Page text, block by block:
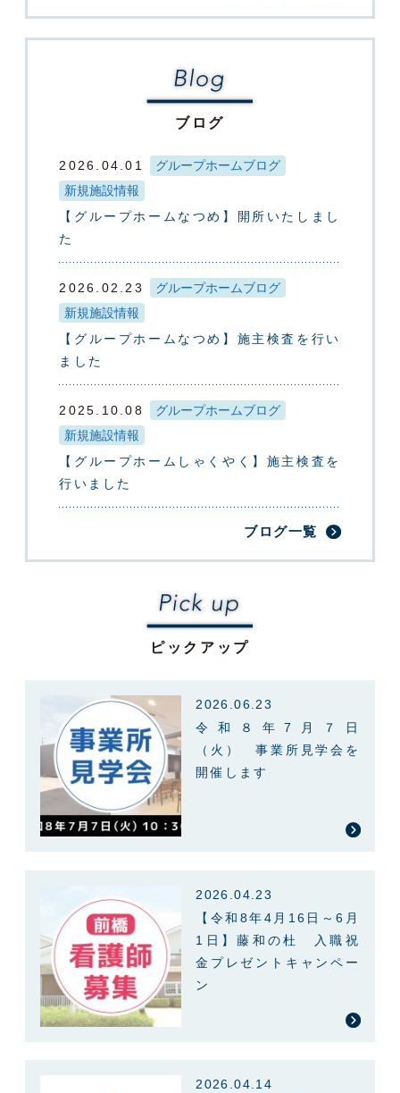
ブログ
2026.04.01
グループホームブログ
新規施設情報
【グループホームなつめ】開所いたしまし
た
2026.02.23
グループホームブログ
新規施設情報
【グループホームなつめ】施主検査を行い
ました
2025.10.08
グループホームブログ
新規施設情報
【グループホームしゃくやく】施主検査を
行いました
ブログ一覧
ピックアップ
2026.06.23
令和８年7月７日
（火） 事業所見学会を
開催します
2026.04.23
【令和8年4月16日～6月
1日】藤和の杜 入職祝
金プレゼントキャンペー
ン
2026.04.14